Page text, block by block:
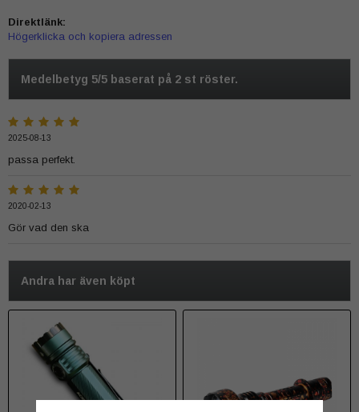
Direktlänk:
Högerklicka och kopiera adressen
Medelbetyg 5/5 baserat på 2 st röster.
2025-08-13
passa perfekt.
2020-02-13
Gör vad den ska
Andra har även köpt